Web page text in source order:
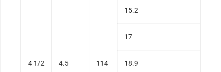
4 1/2 4.5 114
15.2
17
18.9